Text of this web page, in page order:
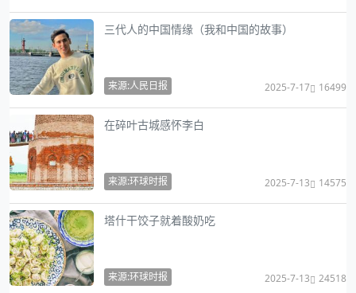
三代人的中国情缘（我和中国的故事）
来源:人民日报 2025-7-17 16499
在碎叶古城感怀李白
来源:环球时报 2025-7-13 14575
塔什干饺子就着酸奶吃
来源:环球时报 2025-7-13 24518